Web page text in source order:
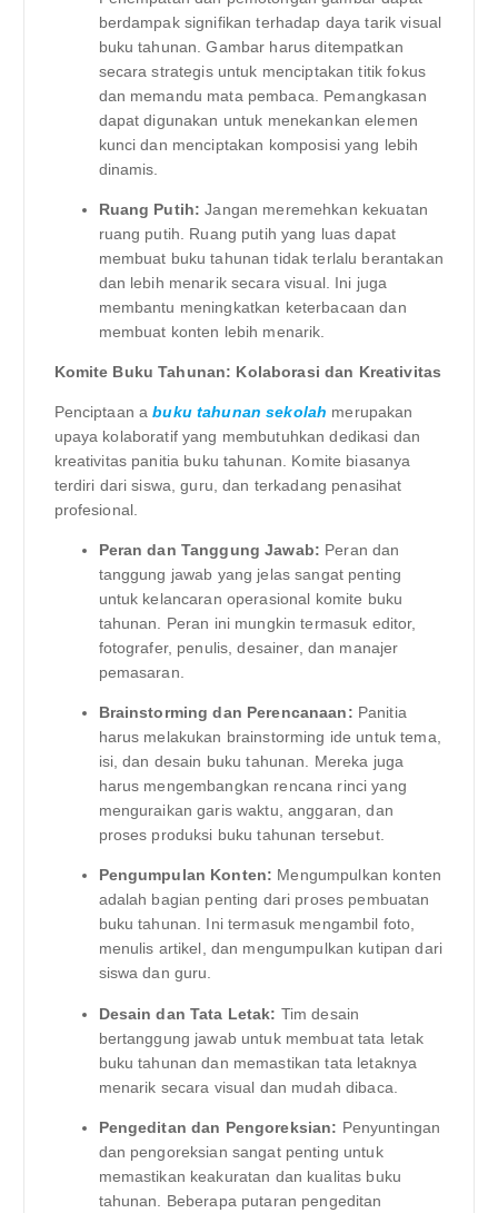
berdampak signifikan terhadap daya tarik visual
buku tahunan. Gambar harus ditempatkan
secara strategis untuk menciptakan titik fokus
dan memandu mata pembaca. Pemangkasan
dapat digunakan untuk menekankan elemen
kunci dan menciptakan komposisi yang lebih
dinamis.
Ruang Putih: Jangan meremehkan kekuatan
ruang putih. Ruang putih yang luas dapat
membuat buku tahunan tidak terlalu berantakan
dan lebih menarik secara visual. Ini juga
membantu meningkatkan keterbacaan dan
membuat konten lebih menarik.
Komite Buku Tahunan: Kolaborasi dan Kreativitas
Penciptaan abuku tahunan sekolah merupakan
upaya kolaboratif yang membutuhkan dedikasi dan
kreativitas panitia buku tahunan. Komite biasanya
terdiri dari siswa, guru, dan terkadang penasihat
profesional.
Peran dan Tanggung Jawab: Peran dan
tanggung jawab yang jelas sangat penting
untuk kelancaran operasional komite buku
tahunan. Peran ini mungkin termasuk editor,
fotografer, penulis, desainer, dan manajer
pemasaran.
Brainstorming dan Perencanaan: Panitia
harus melakukan brainstorming ide untuk tema,
isi, dan desain buku tahunan. Mereka juga
harus mengembangkan rencana rinci yang
menguraikan garis waktu, anggaran, dan
proses produksi buku tahunan tersebut.
Pengumpulan Konten: Mengumpulkan konten
adalah bagian penting dari proses pembuatan
buku tahunan. Ini termasuk mengambil foto,
menulis artikel, dan mengumpulkan kutipan dari
siswa dan guru.
Desain dan Tata Letak: Tim desain
bertanggung jawab untuk membuat tata letak
buku tahunan dan memastikan tata letaknya
menarik secara visual dan mudah dibaca.
Pengeditan dan Pengoreksian: Penyuntingan
dan pengoreksian sangat penting untuk
memastikan keakuratan dan kualitas buku
tahunan. Beberapa putaran pengeditan